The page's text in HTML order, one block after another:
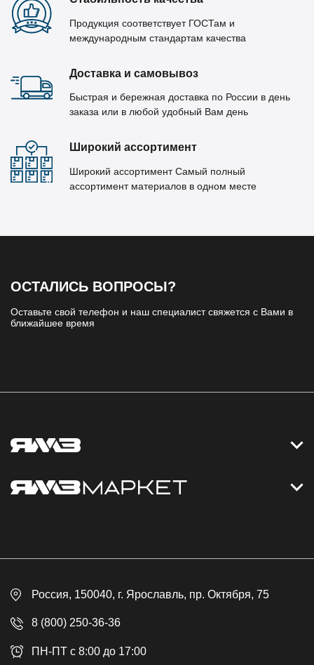
Продукция соответствует ГОСТам и
международным стандартам качества
Доставка и самовывоз
Быстрая и бережная доставка по России в день
заказа или в любой удобный Вам день
Широкий ассортимент
Широкий ассортимент Самый полный
ассортимент материалов в одном месте
ОСТАЛИСЬ ВОПРОСЫ?
Оставьте свой телефон и наш специалист свяжется с Вами в
ближайшее время
Контакты
Доставка
Контакты
Гарантия
Россия, 150040, г. Ярославль, пр. Октября, 75
8 (800) 250-36-36
ПН-ПТ с 8:00 до 17:00